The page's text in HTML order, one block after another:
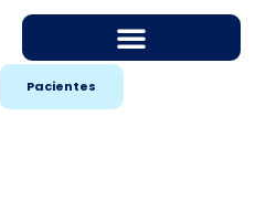
Pacientes